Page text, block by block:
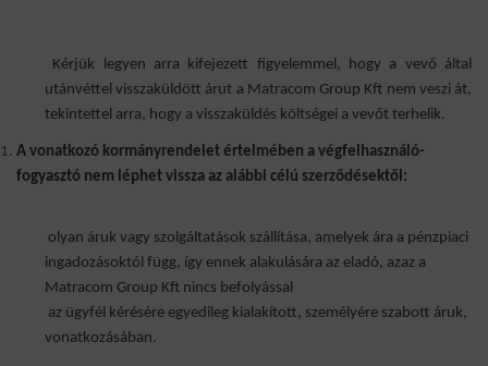
Kérjük legyen arra kifejezett figyelemmel, hogy a vevő által
utánvéttel visszaküldött árut a Matracom Group Kft nem veszi át,
tekintettel arra, hogy a visszaküldés költségei a vevőt terhelik.
A vonatkozó kormányrendelet értelmében a végfelhasználó-
fogyasztó nem léphet vissza az alábbi célú szerződésektől:
olyan áruk vagy szolgáltatások szállítása, amelyek ára a pénzpiaci
ingadozásoktól függ, így ennek alakulására az eladó, azaz a
Matracom Group Kft nincs befolyással
az ügyfél kérésére egyedileg kialakított, személyére szabott áruk,
vonatkozásában.